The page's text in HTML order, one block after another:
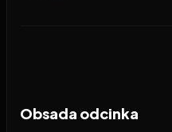
Obsada odcinka